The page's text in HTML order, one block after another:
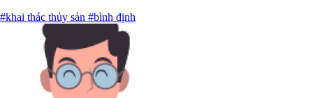
#khai thác thủy sản #bình định